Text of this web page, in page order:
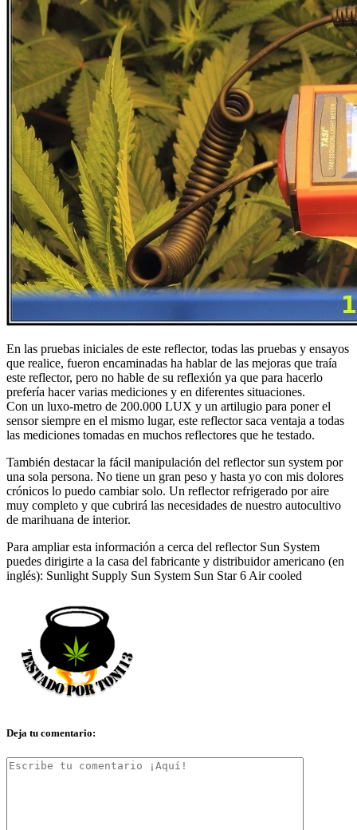
En las pruebas iniciales de este reflector, todas las pruebas y ensayos
que realice, fueron encaminadas ha hablar de las mejoras que traía
este reflector, pero no hable de su reflexión ya que para hacerlo
prefería hacer varias mediciones y en diferentes situaciones.
Con un luxo-metro de 200.000 LUX y un artilugio para poner el
sensor siempre en el mismo lugar, este reflector saca ventaja a todas
las mediciones tomadas en muchos reflectores que he testado.
También destacar la fácil manipulación del reflector sun system por
una sola persona. No tiene un gran peso y hasta yo con mis dolores
crónicos lo puedo cambiar solo. Un reflector refrigerado por aire
muy completo y que cubrirá las necesidades de nuestro autocultivo
de marihuana de interior.
Para ampliar esta información a cerca del reflector Sun System
puedes dirigirte a la casa del fabricante y distribuidor americano (en
inglés): Sunlight Supply Sun System Sun Star 6 Air cooled
Deja tu comentario: